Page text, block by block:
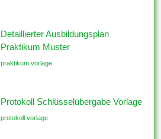
Detaillierter Ausbildungsplan
Praktikum Muster
praktikum vorlage
Protokoll Schlüsselübergabe Vorlage
protokoll vorlage